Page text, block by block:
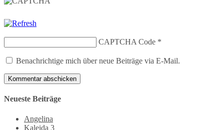
CAPTCHA Code *
Benachrichtige mich über neue Beiträge via E-Mail.
Neueste Beiträge
Angelina
Kaleida 3